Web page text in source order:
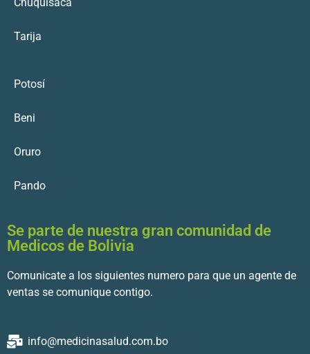
Tarija
Potosí
Beni
Oruro
Pando
Se parte de nuestra gran comunidad de
Medicos de Bolivia
Comunicate a los siguientes numero para que un agente de
ventas se comunique contigo.
info@medicinasalud.com.bo